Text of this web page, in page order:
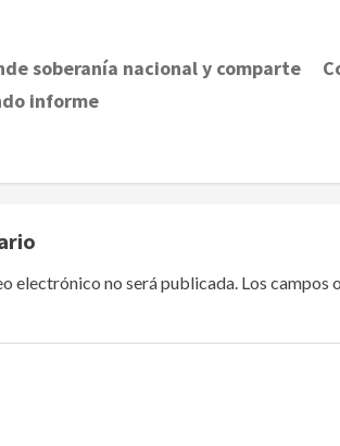
soberanía nacional y comparte
informe
electrónico no será publicada. Los campos